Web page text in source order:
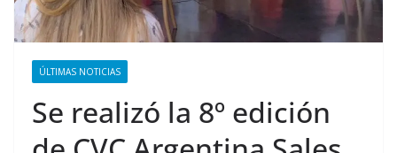
ÚLTIMAS NOTICIAS
Se realizó la 8º edición